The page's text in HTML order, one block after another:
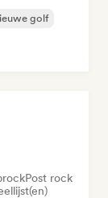
golf
Post rock